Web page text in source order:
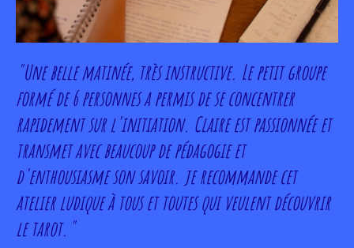
"Une belle matinée, très instructive. Le petit groupe
formé de 6 personnes a permis de se concentrer
rapidement sur l'initiation. Claire est passionnée et
transmet avec beaucoup de pédagogie et
d'enthousiasme son savoir. je recommande cet
atelier ludique à tous et toutes qui veulent découvrir
le tarot."